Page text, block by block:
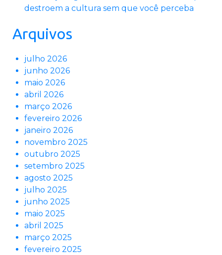
destroem a cultura sem que você perceba
Arquivos
julho 2026
junho 2026
maio 2026
abril 2026
março 2026
fevereiro 2026
janeiro 2026
novembro 2025
outubro 2025
setembro 2025
agosto 2025
julho 2025
junho 2025
maio 2025
abril 2025
março 2025
fevereiro 2025